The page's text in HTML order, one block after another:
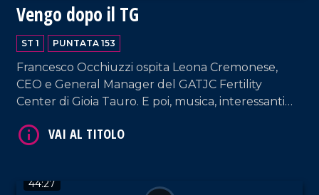
Vengo dopo il TG
ST 1 PUNTATA 153
Francesco Occhiuzzi ospita Leona Cremonese,
CEO e General Manager del GATJC Fertility
Center di Gioia Tauro. E poi, musica, interessanti
44:27
VAI AL TITOLO